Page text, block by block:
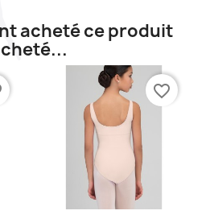
acheté ce produit
favorite_border